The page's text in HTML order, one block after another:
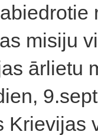
misiju
ārlietu
Krievijas